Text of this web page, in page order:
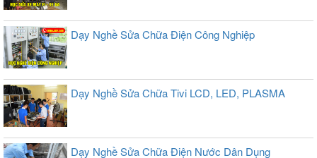
Dạy Nghề Sửa Chữa Điện Công Nghiệp
Dạy Nghề Sửa Chữa Tivi LCD, LED, PLASMA
Dạy Nghề Sửa Chữa Điện Nước Dân Dụng